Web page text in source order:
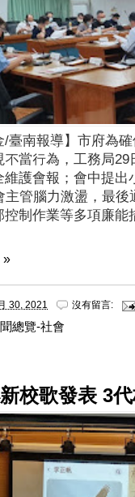
/臺南報導】市府為
不當行為，工務局
維護會報；會中提
主管腦力激盪，最
控制作業等多項廉
»
30, 2021 沒有留言:
總覽-社會
校歌發表 3